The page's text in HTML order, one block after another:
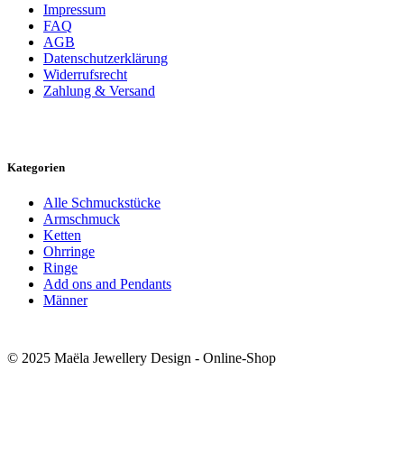
Impressum
FAQ
AGB
Datenschutzerklärung
Widerrufsrecht
Zahlung & Versand
Kategorien
Alle Schmuckstücke
Armschmuck
Ketten
Ohrringe
Ringe
Add ons and Pendants
Männer
© 2025 Maëla Jewellery Design - Online-Shop